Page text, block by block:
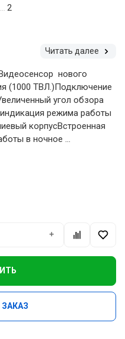
2
Читать далее
нового
(1000 ТВЛ.)Подключение
угол обзора
режима работы
корпусВстроенная
в ночное ...
+